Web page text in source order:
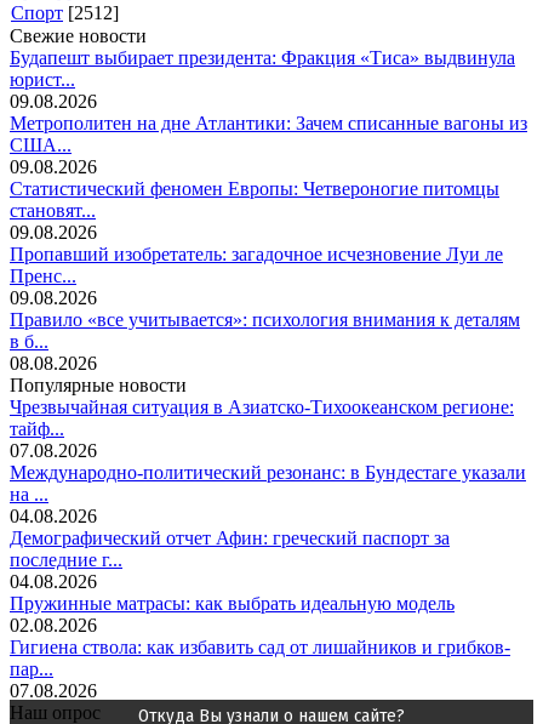
Спорт [2512]
Свежие новости
Будапешт выбирает президента: Фракция «Тиса» выдвинула
юрист...
09.08.2026
Метрополитен на дне Атлантики: Зачем списанные вагоны из
США...
09.08.2026
Статистический феномен Европы: Четвероногие питомцы
становят...
09.08.2026
Пропавший изобретатель: загадочное исчезновение Луи ле
Пренс...
09.08.2026
Правило «все учитывается»: психология внимания к деталям
в б...
08.08.2026
Популярные новости
Чрезвычайная ситуация в Азиатско-Тихоокеанском регионе:
тайф...
07.08.2026
Международно-политический резонанс: в Бундестаге указали
на ...
04.08.2026
Демографический отчет Афин: греческий паспорт за
последние г...
04.08.2026
Пружинные матрасы: как выбрать идеальную модель
02.08.2026
Гигиена ствола: как избавить сад от лишайников и грибков-
пар...
07.08.2026
Наш опрос
Откуда Вы узнали о нашем сайте?